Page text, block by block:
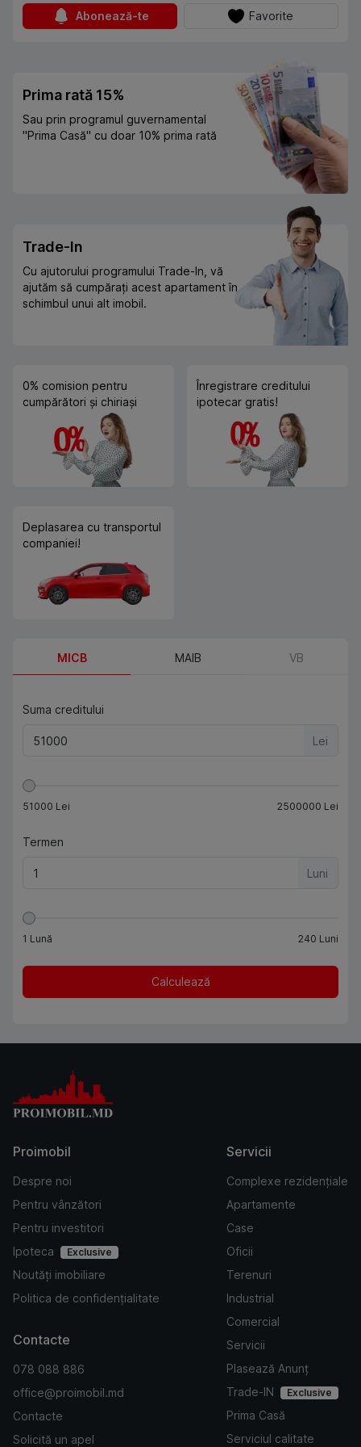
Abonează-te Favorite
Prima rată 15%
Sau prin programul guvernamental
"Prima Casă" cu doar 10% prima rată
Trade-In
Cu ajutorului programului Trade-In, vă
ajutăm să cumpărați acest apartament în
schimbul unui alt imobil.
0% comision pentru
cumpărători și chiriași
Înregistrare creditului
ipotecar gratis!
Deplasarea cu transportul
companiei!
MICB MAIB VB
Suma creditului
Lei
51000 Lei 2500000 Lei
Termen
Luni
1 Lună 240 Luni
Calculează
Proimobil
Despre noi
Pentru vânzători
Pentru investitori
Ipoteca
Exclusive
Noutăți imobiliare
Politica de confidențialitate
Servicii
Complexe rezidențiale
Apartamente
Case
Oficii
Terenuri
Industrial
Comercial
Servicii
Plasează Anunț
Trade-IN
Exclusive
Prima Casă
Serviciul calitate
Contacte
078 088 886
office@proimobil.md
Contacte
Solicită un apel